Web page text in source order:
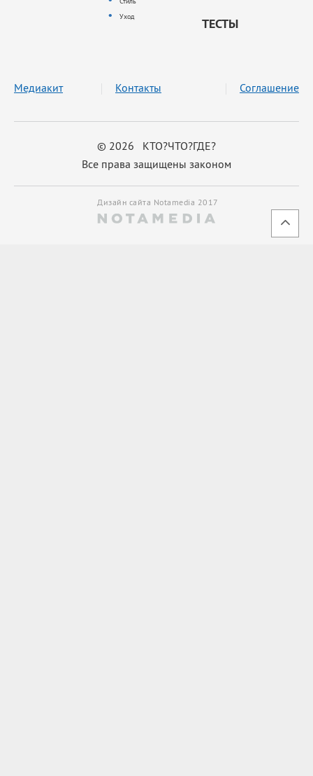
Уход
ТЕСТЫ
© 2026 КТО?ЧТО?ГДЕ?
Все права защищены законом
Медиакит Контакты Соглашение
Дизайн сайта Notamedia 2017